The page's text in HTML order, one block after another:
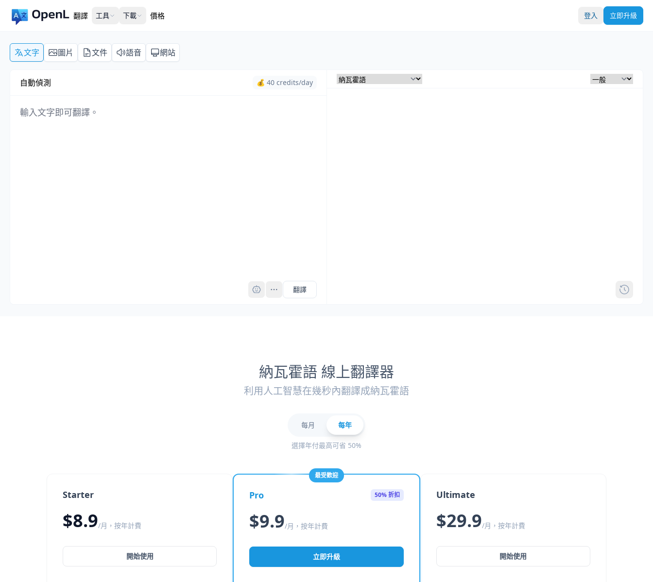
翻譯 工具 下載 價格 登入 立即升級
文字 圖片 文件 語音 網站
自動偵測 💰 40 credits/day
翻譯
納瓦霍語 線上翻譯器
利用人工智慧在幾秒內翻譯成納瓦霍語
每月 每年
選擇年付最高可省 50%
Starter
$8.9/月，按年計費
開始使用
最受歡迎
Pro 50% 折扣
$9.9/月，按年計費
立即升級
Ultimate
$29.9/月，按年計費
開始使用